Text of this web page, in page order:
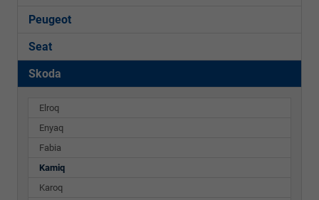
Peugeot
Seat
Skoda
Elroq
Enyaq
Fabia
Kamiq
Karoq